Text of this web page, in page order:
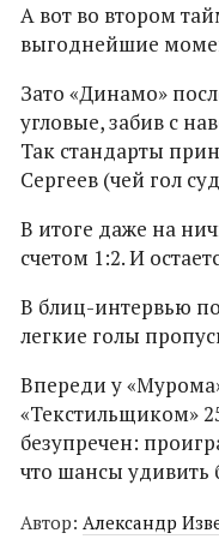
А вот во втором
выгоднейшие
Зато «Динамо»
угловые, забив с
Так стандарты
Сергеев (чей гол
В итоге даже на
счетом 1:2. И
В блиц-интервью
легкие голы
Впереди у
«Текстильщиком»
безупречен:
что шансы удивить
Автор: Александр